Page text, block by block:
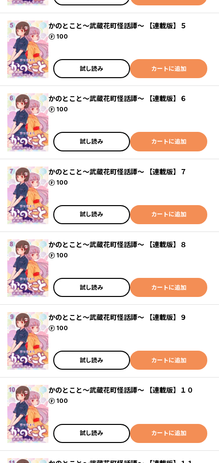
かのとこと～武蔵花町怪話譚～ 【連載版】５
100
ポイント
試し読み カートに追加
かのとこと～武蔵花町怪話譚～ 【連載版】６
100
ポイント
試し読み カートに追加
かのとこと～武蔵花町怪話譚～ 【連載版】７
100
ポイント
試し読み カートに追加
かのとこと～武蔵花町怪話譚～ 【連載版】８
100
ポイント
試し読み カートに追加
かのとこと～武蔵花町怪話譚～ 【連載版】９
100
ポイント
試し読み カートに追加
かのとこと～武蔵花町怪話譚～ 【連載版】１０
100
ポイント
試し読み カートに追加